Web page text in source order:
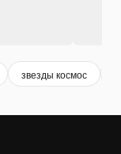
звезды космос